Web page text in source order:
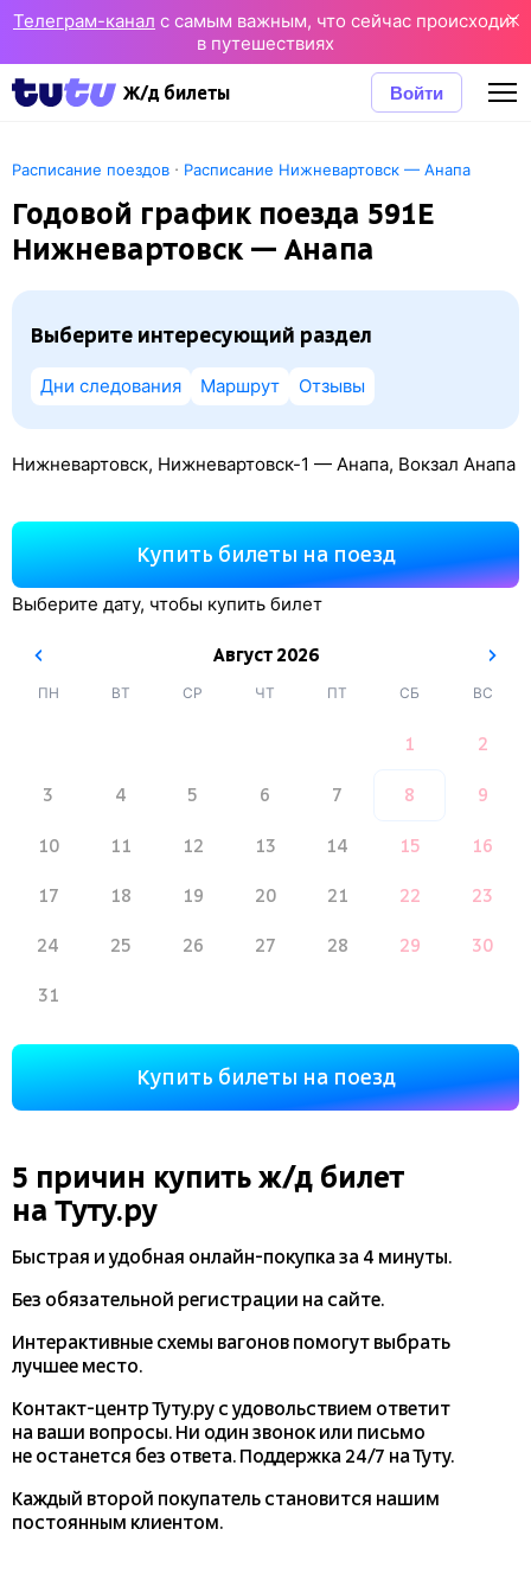
Телеграм-канал с самым важным, что сейчас происходит
в путешествиях
Ж/д билеты Войти
Расписание поездов · Расписание Нижневартовск — Анапа
Годовой график поезда 591Е
Нижневартовск — Анапа
Выберите интересующий раздел
Дни следования Маршрут Отзывы
Нижневартовск, Нижневартовск-1 — Анапа, Вокзал Анапа
Купить билеты на поезд
Выберите дату, чтобы купить билет
Август2026
ПН ВТ СР ЧТ ПТ СБ ВС
1 2
3 4 5 6 7 8 9
10 11 12 13 14 15 16
17 18 19 20 21 22 23
24 25 26 27 28 29 30
31
Купить билеты на поезд
5 причин купить ж/д билет
на Туту.ру
Быстрая и удобная онлайн-покупказа 4 минуты.
Без обязательной регистрации на сайте.
Интерактивные схемы вагонов помогут выбрать
лучшее место.
Контакт-центр Туту.ру с удовольствием ответит
на ваши вопросы. Ни один звонок или письмо
не останется без ответа. Поддержка 24/7 на Туту.
Каждый второй покупатель становится нашим
постоянным клиентом.